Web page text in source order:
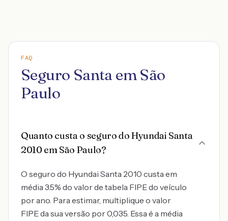
FAQ
Seguro Santa em São
Paulo
Quanto custa o seguro do Hyundai Santa
2010 em São Paulo?
O seguro do Hyundai Santa 2010 custa em
média 3.5% do valor de tabela FIPE do veículo
por ano. Para estimar, multiplique o valor
FIPE da sua versão por 0,035. Essa é a média